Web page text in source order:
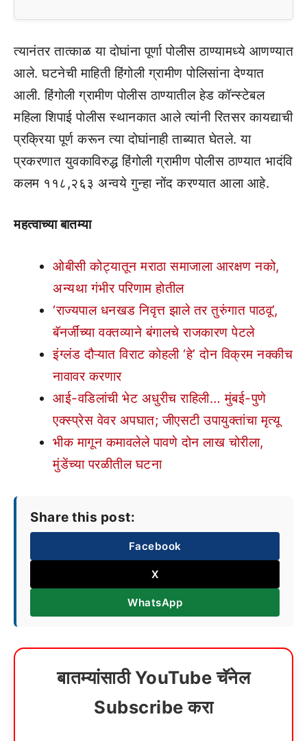
त्यानंतर तात्काळ या दोघांना पूर्णा पोलीस ठाण्यामध्ये आणण्यात
आले. घटनेची माहिती हिंगोली ग्रामीण पोलिसांना देण्यात
आली. हिंगोली ग्रामीण पोलीस ठाण्यातील हेड कॉन्स्टेबल
महिला शिपाई पोलीस स्थानकात आले त्यांनी रितसर कायद्याची
प्रक्रिया पूर्ण करून त्या दोघांनाही ताब्यात घेतले. या
प्रकरणात युवकाविरुद्ध हिंगोली ग्रामीण पोलीस ठाण्यात भादंवि
कलम ११८,२६३ अन्वये गुन्हा नोंद करण्यात आला आहे.
महत्वाच्या बातम्या
ओबीसी कोट्यातून मराठा समाजाला आरक्षण नको,
अन्यथा गंभीर परिणाम होतील
‘राज्यपाल धनखड निवृत्त झाले तर तुरुंगात पाठवू’,
बॅनर्जींच्या वक्तव्याने बंगालचे राजकारण पेटले
इंग्लंड दौऱ्यात विराट कोहली ‘हे’ दोन विक्रम नक्कीच
नावावर करणार
आई-वडिलांची भेट अधुरीच राहिली… मुंबई-पुणे
एक्स्प्रेस वेवर अपघात; जीएसटी उपायुक्तांचा मृत्यू
भीक मागून कमावलेले पावणे दोन लाख चोरीला,
मुंडेंच्या परळीतील घटना
Share this post:
Facebook
X
WhatsApp
बातम्यांसाठी YouTube चॅनेल
Subscribe करा